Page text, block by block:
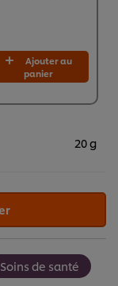
Ajouter au
panier
20 g
Soins de santé